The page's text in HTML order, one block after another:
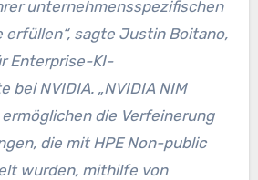
unternehmensspezifischen
sagte Justin Boitano,
Enterprise-KI-
NVIDIA. „NVIDIA NIM
die Verfeinerung
die mit HPE Non-public
wurden, mithilfe von